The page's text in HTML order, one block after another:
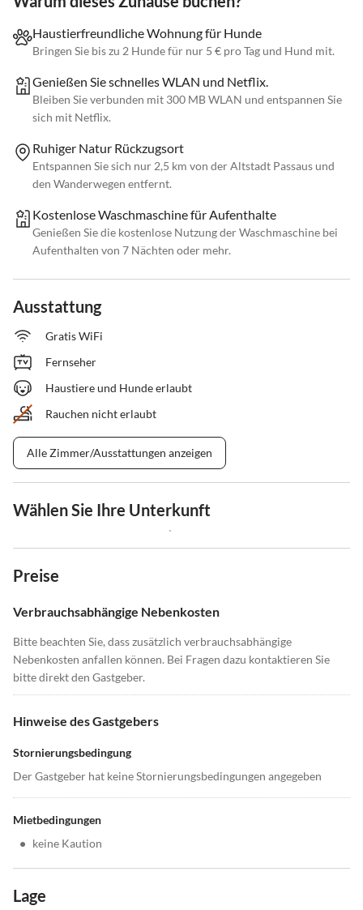
Haustierfreundliche Wohnung für Hunde
Bringen Sie bis zu 2 Hunde für nur 5 € pro Tag und Hund mit.
Genießen Sie schnelles WLAN und Netflix.
Bleiben Sie verbunden mit 300 MB WLAN und entspannen Sie
sich mit Netflix.
Ruhiger Natur Rückzugsort
Entspannen Sie sich nur 2,5 km von der Altstadt Passaus und
den Wanderwegen entfernt.
Kostenlose Waschmaschine für Aufenthalte
Genießen Sie die kostenlose Nutzung der Waschmaschine bei
Aufenthalten von 7 Nächten oder mehr.
Ausstattung
Gratis WiFi
Fernseher
Haustiere und Hunde erlaubt
Rauchen nicht erlaubt
Alle Zimmer/Ausstattungen anzeigen
Wählen Sie Ihre Unterkunft
Preise
Verbrauchsabhängige Nebenkosten
Bitte beachten Sie, dass zusätzlich verbrauchsabhängige
Nebenkosten anfallen können. Bei Fragen dazu kontaktieren Sie
bitte direkt den Gastgeber.
Hinweise des Gastgebers
Stornierungsbedingung
Der Gastgeber hat keine Stornierungsbedingungen angegeben
Mietbedingungen
• keine Kaution
Lage